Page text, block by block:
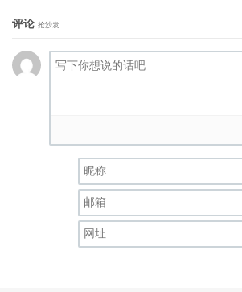
评论 抢沙发